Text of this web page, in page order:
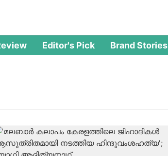
Editor's Pick Brand Stories